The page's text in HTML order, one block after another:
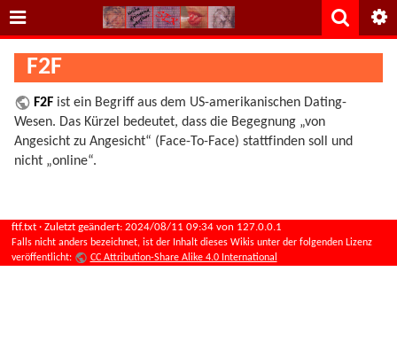
F2F
F2F ist ein Begriff aus dem US-amerikanischen Dating-
Wesen. Das Kürzel bedeutet, dass die Begegnung „von
Angesicht zu Angesicht“ (Face-To-Face) stattfinden soll und
nicht „online“.
ftf.txt · Zuletzt geändert:2024/08/11 09:34 von 127.0.0.1
Falls nicht anders bezeichnet, ist der Inhalt dieses Wikis unter der folgenden Lizenz
veröffentlicht:
CC Attribution-Share Alike 4.0 International